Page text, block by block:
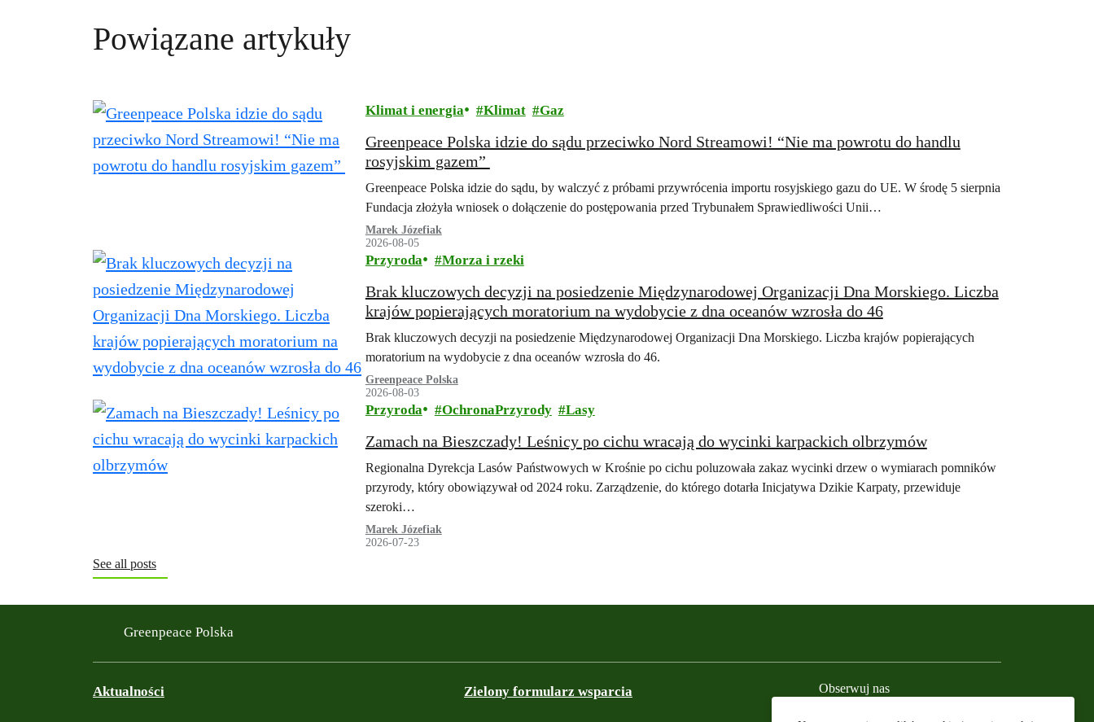
Powiązane artykuły
Klimat i energia Klimat Gaz
Greenpeace Polska idzie do sądu przeciwko Nord Streamowi! “Nie ma powrotu do handlu
rosyjskim gazem”
Greenpeace Polska idzie do sądu, by walczyć z próbami przywrócenia importu rosyjskiego gazu do UE. W środę 5 sierpnia
Fundacja złożyła wniosek o dołączenie do postępowania przed Trybunałem Sprawiedliwości Unii…
Marek Józefiak
2026-08-05
Przyroda Morza i rzeki
Brak kluczowych decyzji na posiedzenie Międzynarodowej Organizacji Dna Morskiego. Liczba
krajów popierających moratorium na wydobycie z dna oceanów wzrosła do 46
Brak kluczowych decyzji na posiedzenie Międzynarodowej Organizacji Dna Morskiego. Liczba krajów popierających
moratorium na wydobycie z dna oceanów wzrosła do 46.
Greenpeace Polska
2026-08-03
Przyroda OchronaPrzyrody Lasy
Zamach na Bieszczady! Leśnicy po cichu wracają do wycinki karpackich olbrzymów
Regionalna Dyrekcja Lasów Państwowych w Krośnie po cichu poluzowała zakaz wycinki drzew o wymiarach pomników
przyrody, który obowiązywał od 2024 roku. Zarządzenie, do którego dotarła Inicjatywa Dzikie Karpaty, przewiduje
szeroki…
Marek Józefiak
2026-07-23
See all posts
Greenpeace Polska
Aktualności Zielony formularz wsparcia Obserwuj nas